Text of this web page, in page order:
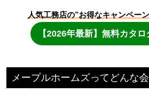
メープルホームズってどんな